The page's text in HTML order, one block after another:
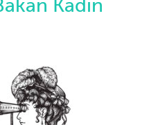
Kadın